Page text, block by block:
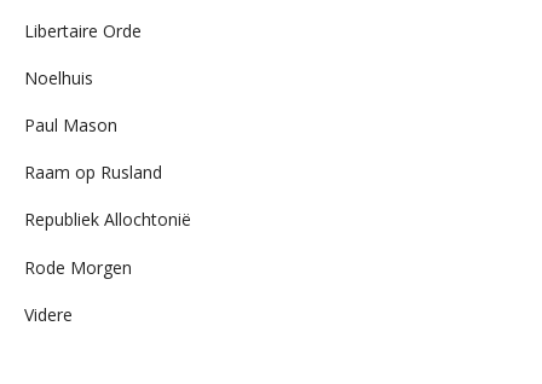
Libertaire Orde
Noelhuis
Paul Mason
Raam op Rusland
Republiek Allochtonië
Rode Morgen
Videre